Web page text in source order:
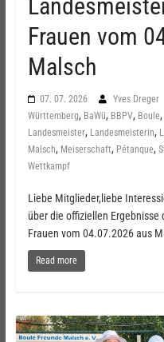
Frauen vom
Malsch
07. 07. 2026 Yves Dreger
Württemberg, BaWü, BBPV, Boule,
Landesmeister, Landesmeisterin,
Malsch, Meiserschaft, Pétanque,
Wettkampf
Liebe Mitglieder,liebe
über die offiziellen
Frauen vom 04.07.2026 aus
Read more